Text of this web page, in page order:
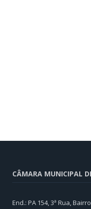
CÂMARA MUNICIPAL
End.: PA 154, 3ª Rua,